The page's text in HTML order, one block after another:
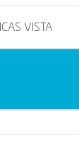
VISTA